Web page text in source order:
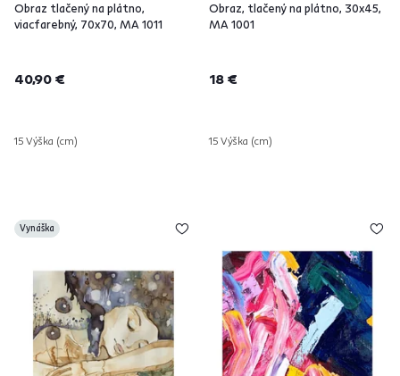
Obraz tlačený na plátno,
viacfarebný, 70x70, MA 1011
40,90 €
15 Výška (cm)
Obraz, tlačený na plátno, 30x45,
MA 1001
18 €
15 Výška (cm)
Vynáška